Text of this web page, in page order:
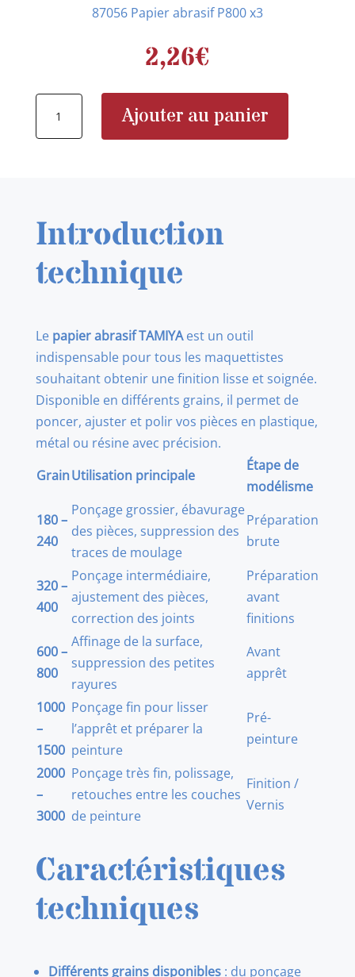
87056 Papier abrasif P800 x3
2,26€
x3
Ajouter au panier
Introduction
technique
Le papier abrasif TAMIYAest un outil
indispensable pour tous les maquettistes
souhaitant obtenir une finition lisse et soignée.
Disponible en différents grains, il permet de
poncer, ajuster et polir vos pièces en plastique,
métal ou résine avec précision.
GrainUtilisation principale
Étape de
modélisme
180 –
240
Ponçage grossier, ébavurage
des pièces, suppression des
traces de moulage
Préparation
brute
320 –
400
Ponçage intermédiaire,
ajustement des pièces,
correction des joints
Préparation
avant
finitions
600 –
800
Affinage de la surface,
suppression des petites
rayures
Avant
apprêt
1000
–
1500
Ponçage fin pour lisser
l’apprêt et préparer la
peinture
Pré-
peinture
2000
–
3000
Ponçage très fin, polissage,
retouches entre les couches
de peinture
Finition /
Vernis
Caractéristiques
techniques
Différents grains disponibles: du ponçage